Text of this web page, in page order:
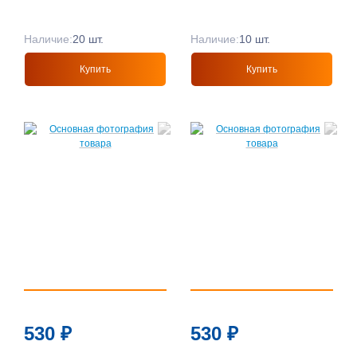
Наличие:20 шт.
Купить
Наличие:10 шт.
Купить
530 ₽ 530 ₽